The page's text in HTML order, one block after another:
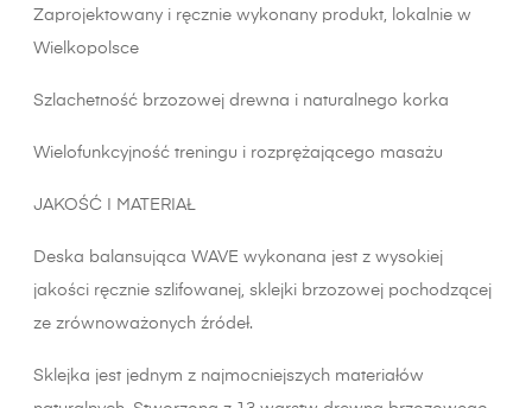
Zaprojektowany i ręcznie wykonany produkt, lokalnie w
Wielkopolsce
Szlachetność brzozowej drewna i naturalnego korka
Wielofunkcyjność treningu i rozprężającego masażu
JAKOŚĆ I MATERIAŁ
Deska balansująca WAVE wykonana jest z wysokiej
jakości ręcznie szlifowanej, sklejki brzozowej pochodzącej
ze zrównoważonych źródeł.
Sklejka jest jednym z najmocniejszych materiałów